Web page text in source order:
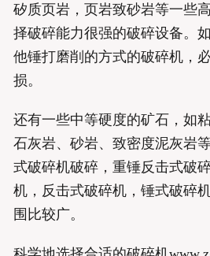
矽质页岩，页岩致砂岩等一些
择破碎能力很强的破碎设备。
他锤打磨削的方式的破碎机，
损。
还有一些中等硬度的矿石，如
石灰岩、砂岩、致密度泥灰岩
式破碎机破碎，重锤反击式破
机，反击式破碎机，锤式破碎
围比较广。